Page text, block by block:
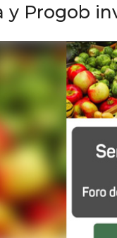
y Progob